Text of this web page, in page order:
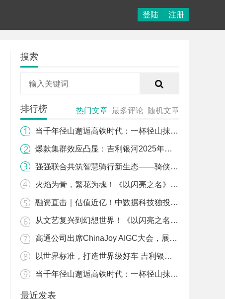
登陆 注册
搜索
排行榜 热门文章 最多评论 随机文章
当千年径山邂逅高铁时代：一杯径山抹茶的“中国速度”
爆款集群效应凸显：吉利银河2025年销售近124万辆，同比增长150%
强强联合共筑智慧骑行新生态——骑侠猫与福建省信息行业协会达成战略共建合作
火焰为骨，繁花为魂！《以闪亮之名》不死鸟神装版本今日涅槃更新
融资直击｜估值近亿！中数据科技独投数百万，骑侠猫抢滩 3.9 亿电动车智慧出行市场
从文艺复兴到幻想世界！《以闪亮之名》烬土生花版本或成爆款制造机
高通公司出席ChinaJoy AIGC大会，展望终端侧生成式AI新终端新应用
以世界标准，打造世界级好车 吉利银河成为首个“不补能”直通北冰洋的国产新能源品牌
当千年径山邂逅高铁时代：一杯径山抹茶的“中国速度”
最近发表